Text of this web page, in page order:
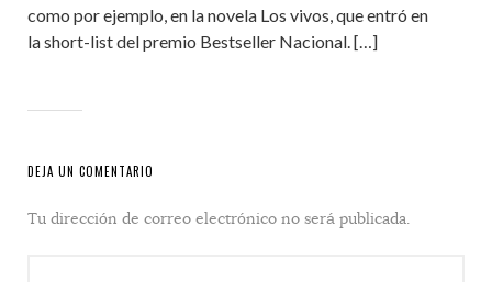
como por ejemplo, en la novela Los vivos, que entró en
la short-list del premio Bestseller Nacional. […]
DEJA UN COMENTARIO
Tu dirección de correo electrónico no será publicada.